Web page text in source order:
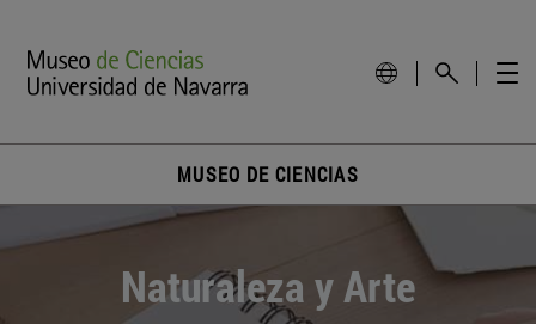
MUSEO DE CIENCIAS
Naturaleza y Arte